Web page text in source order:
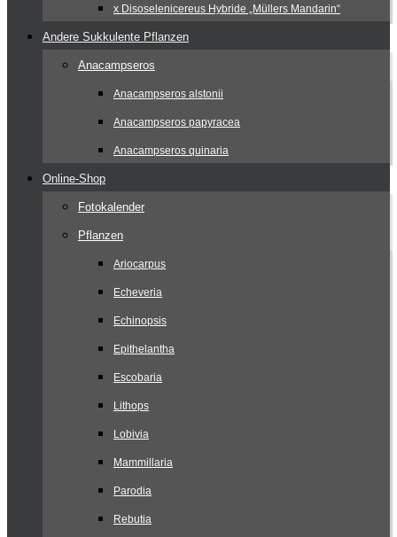
x Disoselenicereus Hybride „Müllers Mandarin“
Andere Sukkulente Pflanzen
Anacampseros
Anacampseros alstonii
Anacampseros papyracea
Anacampseros quinaria
Online-Shop
Fotokalender
Pflanzen
Ariocarpus
Echeveria
Echinopsis
Epithelantha
Escobaria
Lithops
Lobivia
Mammillaria
Parodia
Rebutia